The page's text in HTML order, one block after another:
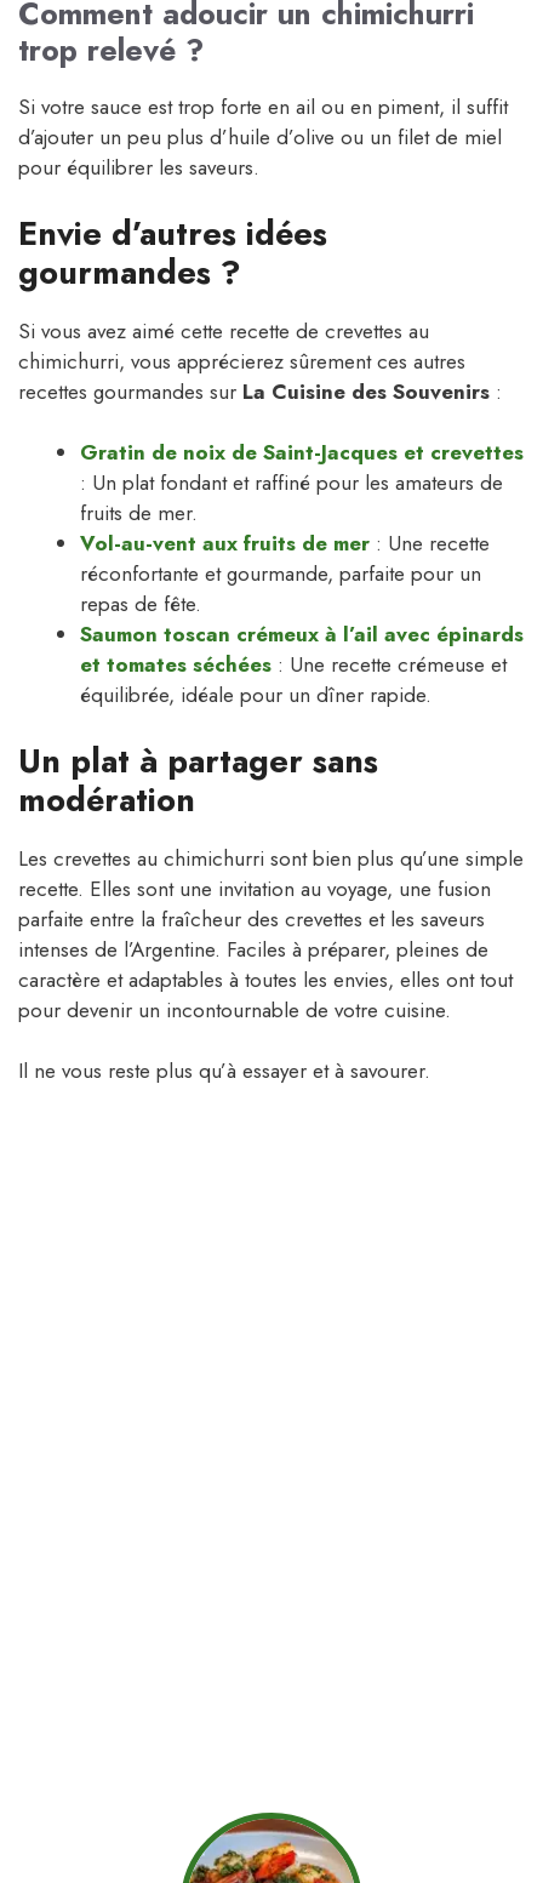
Comment adoucir un chimichurri
trop relevé ?
Si votre sauce est trop forte en ail ou en piment, il suffit
d’ajouter un peu plus d’huile d’olive ou un filet de miel
pour équilibrer les saveurs.
Envie d’autres idées
gourmandes ?
Si vous avez aimé cette recette de crevettes au
chimichurri, vous apprécierez sûrement ces autres
recettes gourmandes sur La Cuisine des Souvenirs :
Gratin de noix de Saint-Jacques et crevettes
: Un plat fondant et raffiné pour les amateurs de
fruits de mer.
Vol-au-vent aux fruits de mer : Une recette
réconfortante et gourmande, parfaite pour un
repas de fête.
Saumon toscan crémeux à l’ail avec épinards
et tomates séchées : Une recette crémeuse et
équilibrée, idéale pour un dîner rapide.
Un plat à partager sans
modération
Les crevettes au chimichurri sont bien plus qu’une simple
recette. Elles sont une invitation au voyage, une fusion
parfaite entre la fraîcheur des crevettes et les saveurs
intenses de l’Argentine. Faciles à préparer, pleines de
caractère et adaptables à toutes les envies, elles ont tout
pour devenir un incontournable de votre cuisine.
Il ne vous reste plus qu’à essayer et à savourer.